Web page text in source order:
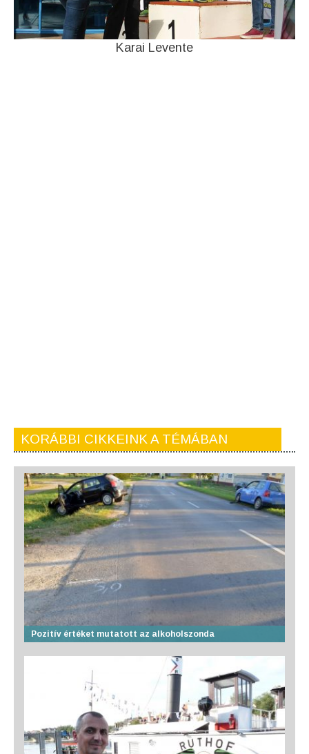
Karai Levente
KORÁBBI CIKKEINK A TÉMÁBAN
Pozitív értéket mutatott az alkoholszonda